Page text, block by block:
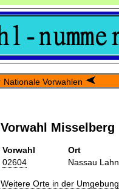
Nationale Vorwahlen
Vorwahl Misselberg
Vorwahl Ort
02604
Nassau Lahn
Weitere Orte in der Umgebung